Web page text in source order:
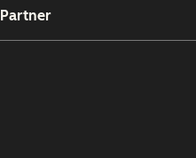
Partner